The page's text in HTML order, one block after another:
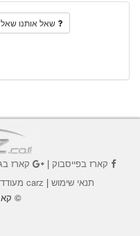
שאל אותנו
קארז בפייסבוק| קארז
תנאי שימוש | carz מעודד טבעונות
© קארז